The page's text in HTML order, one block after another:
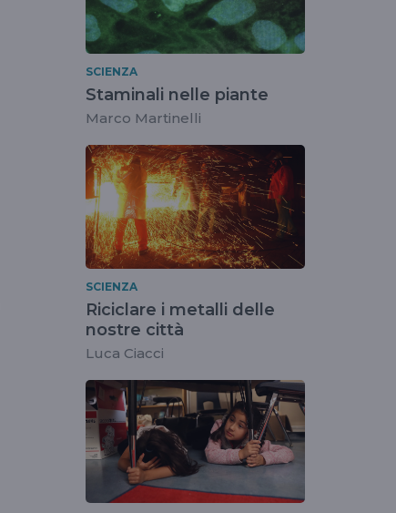
SCIENZA
Staminali nelle piante
Marco Martinelli
SCIENZA
Riciclare i metalli delle
nostre città
Luca Ciacci